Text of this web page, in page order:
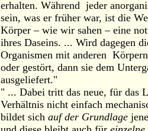
erhalten. Während jeder
sein, was er früher war, ist die
Körper – wie wir sahen – eine
ihres Daseins. ... Wird dagegen
Organismen mit anderen
oder gestört, dann sie dem
ausgeliefert."
" ... Dabei tritt das neue, für das
Verhältnis nicht einfach
bildet sich auf der Grundlage